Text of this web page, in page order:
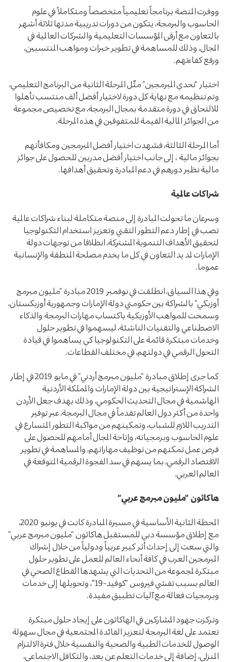
ووفرت المنصة برنامجاً تعليمياً متخصصاً ومتكاملاً في علوم
الحاسوب والبرمجة، يتكون من دورات تدريبية مدتها ثلاثة أشهر
بالتعاون مع أرقى المؤسسات التعليمية والشركات العالمية في
المجال، وذلك للمساهمة في تطوير خبرات ومواهب المنتسبين،
ورفع كفاءتهم.
اختبار “تحدي المبرمجين” مثّل المرحلة الثانية من البرنامج التعليمي،
وتم تنظيمه مع نهاية كل دورة لاختيار أفضل ألف منتسب تأهلوا
للالتحاق في دورة متقدمة بمجال البرمجة، مع تخصيص مجموعة
من الجوائز المالية القيمة للمتفوقين في هذه المرحلة.
أما المرحلة الثالثة، فشهدت اختيار أفضل المبرمجين ومكافأتهم
بجوائز مالية ، إلى جانب اختيار أفضل مدربين للحصول على جوائز
مالية نظير دورهم في دعم المبادرة وتحقيق أهدافها.
شراكات عالمية
وسرعان ما تحولت المبادرة إلى منصة متكاملة لبناء شراكات عالمية
تصب في إطار دعم التطور التقني وتعزيز استخدام التكنولوجيا
لتحقيق الأهداف التنموية المشتركة، انطلاقا من توجهات دولة
الإمارات لمد يد التعاون في كل ما يخدم مصلحة المنطقة والإنسانية
عموما.
وفي هذا السياق، انطلقت في نوفمبر 2019 مبادرة “مليون مبرمج
أوزبكي” بالشراكة بين حكومتي دولة الإمارات وجمهورية أوزبكستان،
وسمحت للمواهب الأوزبكية باكتساب مهارات البرمجة والذكاء
الاصطناعي والتقنيات الناشئة، ليسهموا في تطوير حلول
وخدمات مبتكرة قائمة على التكنولوجيا كي يساهموا في قيادة
التحول الرقمي في دولتهم، في مختلف القطاعات.
كما جرى إطلاق مبادرة “مليون مبرمج أردني” في مايو 2019 في إطار
الشراكة الإستراتيجية بين دولة الإمارات والمملكة الأردنية
الهاشمية في مجال التحديث الحكومي، وذلك بهدف جعل الأردن
واحدة من أكثر دول العالم تقدماً في مجال البرمجة، عبر توفير
التدريب اللازم للشباب، وتمكينهم من مواكبة التطور المتسارع في
علوم الحاسوب وبرمجياته، وإتاحة المجال أمامهم للحصول على
فرص عمل تمكنهم من توظيف مهاراتهم، والمساهمة في تطوير
الاقتصاد الرقمي، بما يسهم في سد الفجوة الرقمية المتوقعة في
العالم العربي.
هاكاثون “مليون مبرمج عربي“
المحطة الثانية الأساسية في مسيرة المبادرة كانت في يونيو 2020،
مع إطلاق مؤسسة دبي للمستقبل هاكاثون “مليون مبرمج عربي”
والتي سعت إلى إحداث أثر كبير عربياً ودولياً من خلال إشراك
المبرمجين العرب في كافة أنحاء العالم للعمل على تطوير حلول
مبتكرة لمجموعة من التحديات التي يشهدها القطاع الصحي في
العالم بسبب تفشي فيروس “كوفيد-19″، وتحويلها إلى خدمات
وبرمجيات فعالة مع آليات تطبيق مفيدة.
وتركزت جهود المشاركين في الهاكاثون على إيجاد حلول مبتكرة
تعتمد على لغة البرمجة لتعزيز الفائدة المجتمعية في مجال سهولة
الوصول للخدمات الطبية والصحية والنفسية خلال فترة الالتزام
المنزلي، إضافة إلى خدمات التعلم عن بعد، والتكافل الاجتماعي،